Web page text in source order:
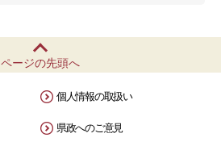
ページの先頭へ
個人情報の取扱い
県政へのご意見